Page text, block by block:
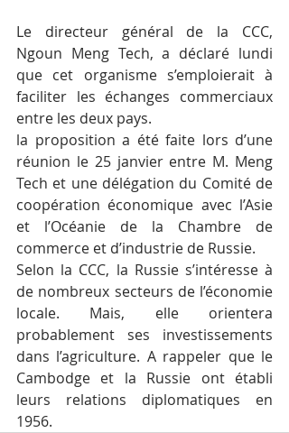
Le directeur général de la CCC,
Ngoun Meng Tech, a déclaré lundi
que cet organisme s’emploierait à
faciliter les échanges commerciaux
entre les deux pays.
la proposition a été faite lors d’une
réunion le 25 janvier entre M. Meng
Tech et une délégation du Comité de
coopération économique avec l’Asie
et l’Océanie de la Chambre de
commerce et d’industrie de Russie.
Selon la CCC, la Russie s’intéresse à
de nombreux secteurs de l’économie
locale. Mais, elle orientera
probablement ses investissements
dans l’agriculture. A rappeler que le
Cambodge et la Russie ont établi
leurs relations diplomatiques en
1956.